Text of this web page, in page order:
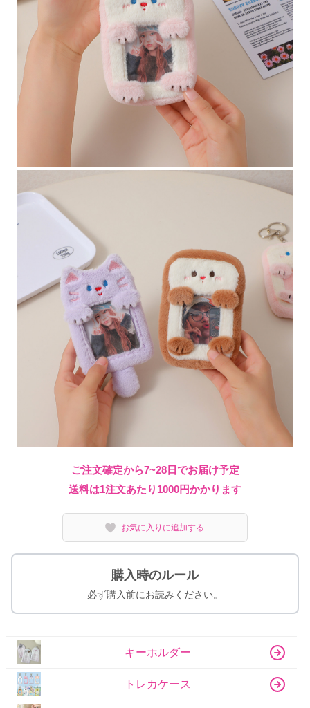
ご注文確定から7~28日でお届け予定
送料は1注文あたり 1000円かかります
お気に入りに追加する
購入時のルール
必ず購入前にお読みください。
キーホルダー
トレカケース